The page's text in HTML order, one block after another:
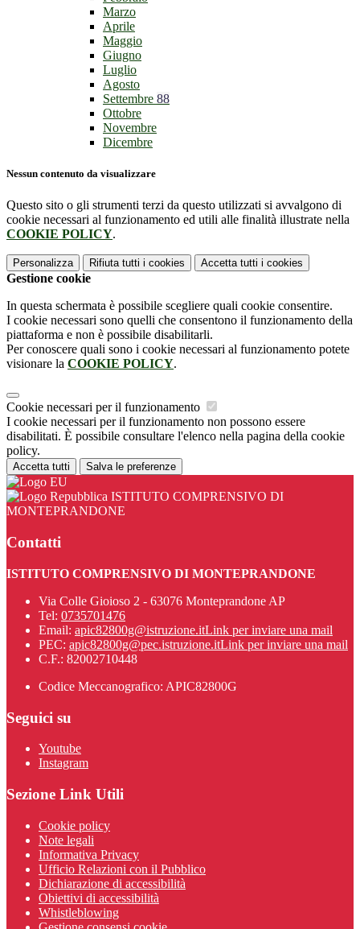
Marzo
Aprile
Maggio
Giugno
Luglio
Agosto
Settembre 88
Ottobre
Novembre
Dicembre
Nessun contenuto da visualizzare
Questo sito o gli strumenti terzi da questo utilizzati si avvalgono di
cookie necessari al funzionamento ed utili alle finalità illustrate nella
COOKIE POLICY.
Personalizza Rifiuta tutti i cookies Accetta tutti i cookies
Gestione cookie
In questa schermata è possibile scegliere quali cookie consentire.
I cookie necessari sono quelli che consentono il funzionamento della
piattaforma e non è possibile disabilitarli.
Per conoscere quali sono i cookie necessari al funzionamento potete
visionare la COOKIE POLICY.
Cookie necessari per il funzionamento
I cookie necessari per il funzionamento non possono essere
disabilitati. È possibile consultare l'elenco nella pagina della cookie
policy.
Accetta tutti Salva le preferenze
ISTITUTO COMPRENSIVO DI
MONTEPRANDONE
Contatti
ISTITUTO COMPRENSIVO DI MONTEPRANDONE
Via Colle Gioioso 2 - 63076 Monteprandone AP
Tel: 0735701476
Email: apic82800g@istruzione.itLink per inviare una mail
PEC: apic82800g@pec.istruzione.itLink per inviare una mail
C.F.: 82002710448
Codice Meccanografico: APIC82800G
Seguici su
Youtube
Instagram
Sezione Link Utili
Cookie policy
Note legali
Informativa Privacy
Ufficio Relazioni con il Pubblico
Dichiarazione di accessibilità
Obiettivi di accessibilità
Whistleblowing